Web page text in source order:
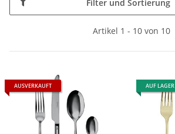
Filter und Sortierung
Artikel 1 - 10 von 10
AUSVERKAUFT AUF LAGER